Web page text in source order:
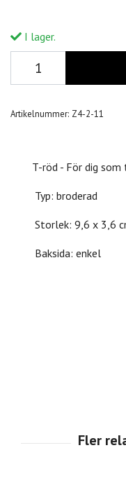
I lager.
Artikelnummer: Z4-2-11
T-röd - För dig
Typ: broderad
Storlek: 9,6 x 3,6
Baksida: enkel